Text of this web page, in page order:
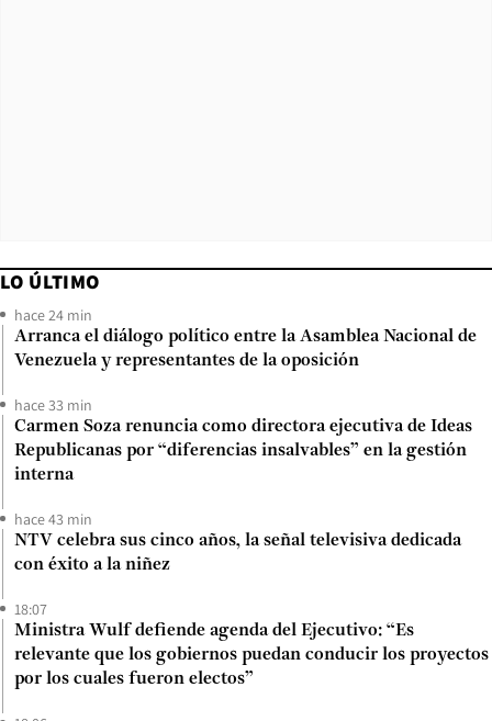
LO ÚLTIMO
hace 24 min
Arranca el diálogo político entre la Asamblea Nacional de
Venezuela y representantes de la oposición
hace 33 min
Carmen Soza renuncia como directora ejecutiva de Ideas
Republicanas por “diferencias insalvables” en la gestión
interna
hace 43 min
NTV celebra sus cinco años, la señal televisiva dedicada
con éxito a la niñez
18:07
Ministra Wulf defiende agenda del Ejecutivo: “Es
relevante que los gobiernos puedan conducir los proyectos
por los cuales fueron electos”